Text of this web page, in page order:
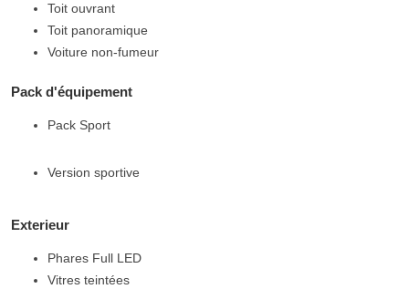
Toit ouvrant
Toit panoramique
Voiture non-fumeur
Pack d'équipement
Pack Sport
Version sportive
Exterieur
Phares Full LED
Vitres teintées